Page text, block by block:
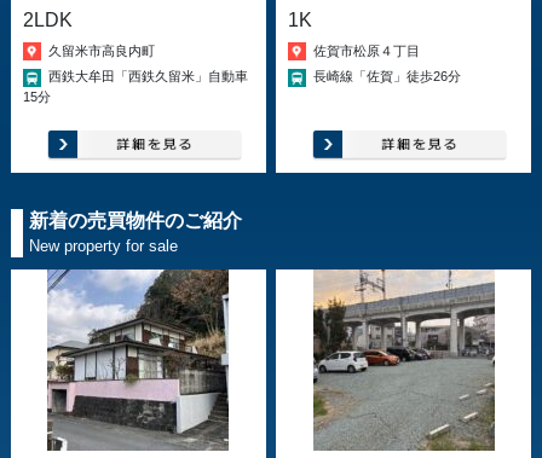
2LDK
久留米市高良内町
西鉄大牟田「西鉄久留米」自動車
15分
1K
佐賀市松原４丁目
長崎線「佐賀」徒歩26分
新着の売買物件のご紹介
New property for sale